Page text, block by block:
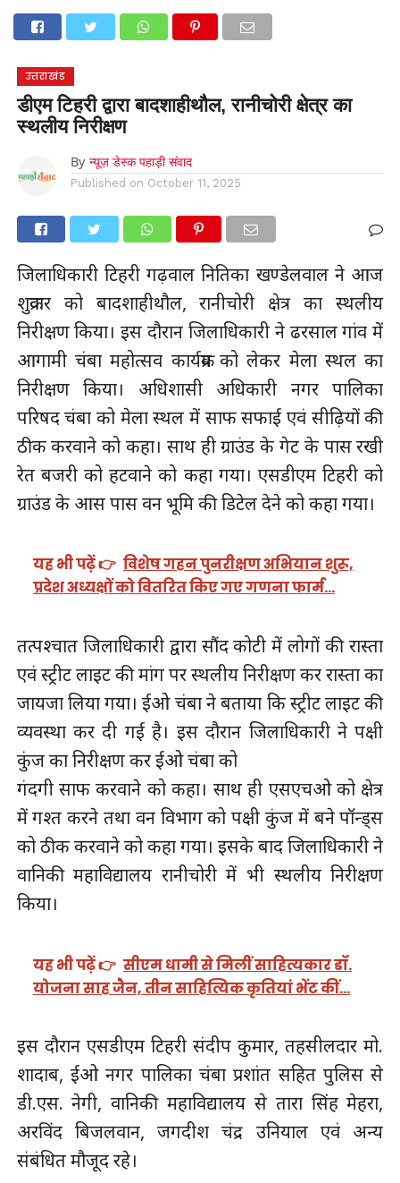
देहरादूननैनीताल
मनोरंजन
उत्तराखंड
डीएम टिहरी द्वारा बादशाहीथौल, रानीचोरी क्षेत्र का
स्थलीय निरीक्षण
By न्यूज़ डेस्क पहाड़ी संवाद
Published on October 11, 2025
जिलाधिकारी टिहरी गढ़वाल नितिका खण्डेलवाल ने आज
शुक्रवार को बादशाहीथौल, रानीचोरी क्षेत्र का स्थलीय
निरीक्षण किया। इस दौरान जिलाधिकारी ने ढरसाल गांव में
आगामी चंबा महोत्सव कार्यक्रम को लेकर मेला स्थल का
निरीक्षण किया। अधिशासी अधिकारी नगर पालिका
परिषद चंबा को मेला स्थल में साफ सफाई एवं सीढ़ियों की
ठीक करवाने को कहा। साथ ही ग्राउंड के गेट के पास रखी
रेत बजरी को हटवाने को कहा गया। एसडीएम टिहरी को
ग्राउंड के आस पास वन भूमि की डिटेल देने को कहा गया।
यह भी पढ़ें 👉 विशेष गहन पुनरीक्षण अभियान शुरू,
प्रदेश अध्यक्षों को वितरित किए गए गणना फार्म…
तत्पश्चात जिलाधिकारी द्वारा सौंद कोटी में लोगों की रास्ता
एवं स्ट्रीट लाइट की मांग पर स्थलीय निरीक्षण कर रास्ता का
जायजा लिया गया। ईओ चंबा ने बताया कि स्ट्रीट लाइट की
व्यवस्था कर दी गई है। इस दौरान जिलाधिकारी ने पक्षी
कुंज का निरीक्षण कर ईओ चंबा को
गंदगी साफ करवाने को कहा। साथ ही एसएचओ को क्षेत्र
में गश्त करने तथा वन विभाग को पक्षी कुंज में बने पॉन्ड्स
को ठीक करवाने को कहा गया। इसके बाद जिलाधिकारी ने
वानिकी महाविद्यालय रानीचोरी में भी स्थलीय निरीक्षण
किया।
यह भी पढ़ें 👉 सीएम धामी से मिलीं साहित्यकार डॉ.
योजना साह जैन, तीन साहित्यिक कृतियां भेंट कीं…
इस दौरान एसडीएम टिहरी संदीप कुमार, तहसीलदार मो.
शादाब, ईओ नगर पालिका चंबा प्रशांत सहित पुलिस से
डी.एस. नेगी, वानिकी महाविद्यालय से तारा सिंह मेहरा,
अरविंद बिजलवान, जगदीश चंद्र उनियाल एवं अन्य
संबंधित मौजूद रहे।